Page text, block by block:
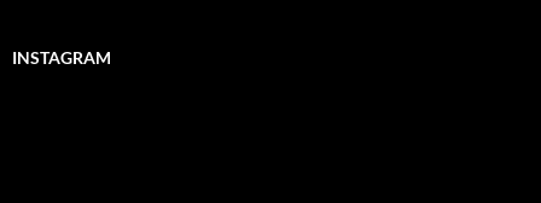
INSTAGRAM